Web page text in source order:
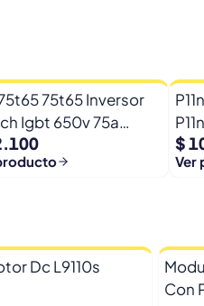
75t65 Inversor
Igbt 650v 75a
$
Ver
Dc L9110s
Con